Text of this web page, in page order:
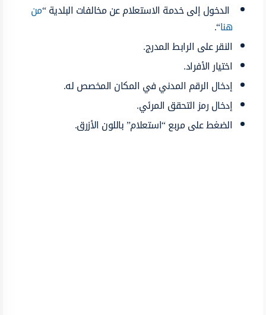
الدخول إلى خدمة الاستعلام عن مخالفات البلدية “من
هنا“.
النقر على الرابط المدرج.
اختيار الأفراد.
إدخال الرقم المدني في المكان المخصص له.
إدخال رمز التحقق المرئي.
الضغط على مربع “استعلام” باللون الأزرق.